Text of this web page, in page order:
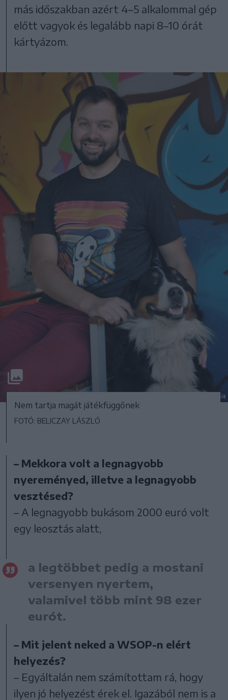
más időszakban azért 4–5 alkalommal gép
előtt vagyok és legalább napi 8–10 órát
kártyázom.
Nem tartja magát játékfüggőnek
FOTÓ: BELICZAY LÁSZLÓ
– Mekkora volt a legnagyobb
nyereményed, illetve a legnagyobb
vesztésed?
– A legnagyobb bukásom 2000 euró volt
egy leosztás alatt,
a legtöbbet pedig a mostani
versenyen nyertem,
valamivel több mint 98 ezer
eurót.
– Mit jelent neked a WSOP-n elért
helyezés?
– Egyáltalán nem számítottam rá, hogy
ilyen jó helyezést érek el. Igazából nem is a